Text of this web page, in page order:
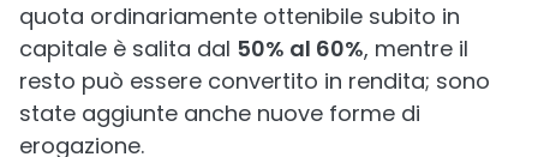
quota ordinariamente ottenibile subito in
capitale è salita dal 50% al 60%, mentre il
resto può essere convertito in rendita; sono
state aggiunte anche nuove forme di
erogazione.